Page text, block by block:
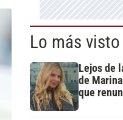
Lo más visto
Lejos de
de
que